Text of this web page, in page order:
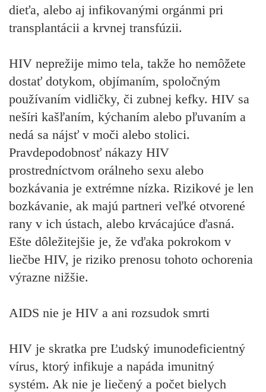
dieťa, alebo aj infikovanými orgánmi pri
transplantácii a krvnej transfúzii.
HIV neprežije mimo tela, takže ho nemôžete
dostať dotykom, objímaním, spoločným
používaním vidličky, či zubnej kefky. HIV sa
nešíri kašľaním, kýchaním alebo pľuvaním a
nedá sa nájsť v moči alebo stolici.
Pravdepodobnosť nákazy HIV
prostredníctvom orálneho sexu alebo
bozkávania je extrémne nízka. Rizikové je len
bozkávanie, ak majú partneri veľké otvorené
rany v ich ústach, alebo krvácajúce ďasná.
Ešte dôležitejšie je, že vďaka pokrokom v
liečbe HIV, je riziko prenosu tohoto ochorenia
výrazne nižšie.
AIDS nie je HIV a ani rozsudok smrti
HIV je skratka pre Ľudský imunodeficientný
vírus, ktorý infikuje a napáda imunitný
systém. Ak nie je liečený a počet bielych